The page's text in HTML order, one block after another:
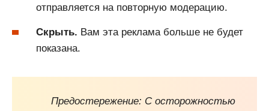
отправляется на повторную модерацию.
Скрыть. Вам эта реклама больше не будет
показана.
Предостережение: С осторожностью